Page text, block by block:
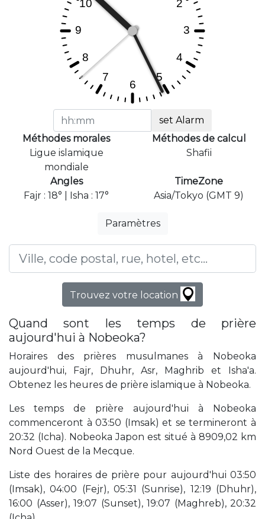
set Alarm
Méthodes morales
Ligue islamique
mondiale
Méthodes de calcul
Shafii
Angles
Fajr : 18° | Isha : 17°
TimeZone
Asia/Tokyo (GMT 9)
Paramètres
Trouvez votre location
Quand sont les temps de prière
aujourd'hui à Nobeoka?
Horaires des prières musulmanes à Nobeoka
aujourd'hui, Fajr, Dhuhr, Asr, Maghrib et Isha'a.
Obtenez les heures de prière islamique à Nobeoka.
Les temps de prière aujourd'hui à Nobeoka
commenceront à 03:50 (Imsak) et se termineront à
20:32 (Icha). Nobeoka Japon est situé à 8909,02 km
Nord Ouest de la Mecque.
Liste des horaires de prière pour aujourd'hui 03:50
(Imsak), 04:00 (Fejr), 05:31 (Sunrise), 12:19 (Dhuhr),
16:00 (Asser), 19:07 (Sunset), 19:07 (Maghreb), 20:32